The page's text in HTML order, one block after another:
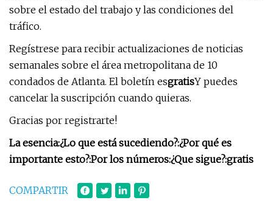
sobre el estado del trabajo y las condiciones del
tráfico.
Regístrese para recibir actualizaciones de noticias
semanales sobre el área metropolitana de 10
condados de Atlanta. El boletín esgratisY puedes
cancelar la suscripción cuando quieras.
Gracias por registrarte!
La esencia:¿Lo que está sucediendo?:¿Por qué es
importante esto?:Por los números:¿Que sigue?:gratis
COMPARTIR